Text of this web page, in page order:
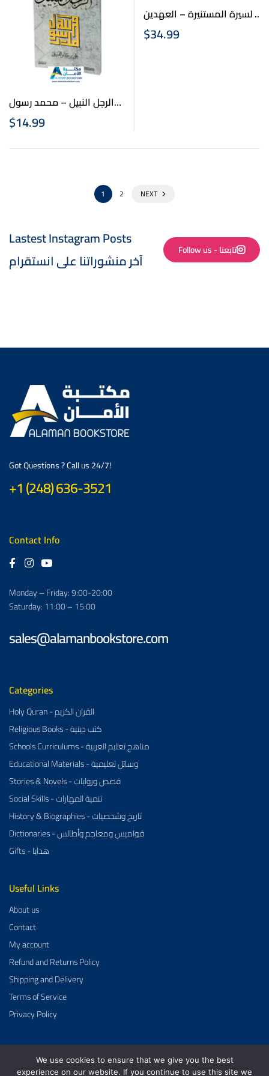
الرجل النبيل – محمد رسول
الله – على بن جابر الفيفي
$14.99
السيرة المستنيرة – العهدين
المكي والمدني
$34.99
1 2 NEXT
Lastest Instagram Posts
آخر منشوراتنا على انستقرام
Follow us - تابعنا
Got Questions ? Call us 24/7!
+1 (248) 636-3521
Contact Info
Monday – Friday: 9:00-20:00
Saturday: 11:00 – 15:00
sales@alamanbookstore.com
Categories
Holy Quran - القران الكريم
Religious Books - كتب دينية
Schools Curriculums - مناهج تعليم العربية
Educational Materials - وسائل تعليمية
Stories & Novels - قصص وروايات
Social Skills - تنمية المهارات
History & Biographies - تاريخ وشخصيات
Dictionaries - قواميس ومعاجم وأطالس
Gifts - هدايا
Useful Links
About us
Contact
My account
Refund and Returns Policy
Shipping and Delivery
Terms of Service
Privacy Policy
We use cookies to ensure that we give you the best
experience on our website. If you continue to use this site we